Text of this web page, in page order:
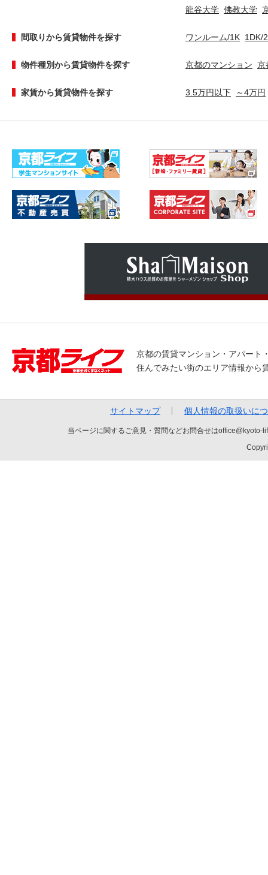
龍谷大学 佛教大学
間取りから賃貸物件を探す ワンルーム/1K 1DK/
物件種別から賃貸物件を探す 京都のマンション 京
家賃から賃貸物件を探す 3.5万円以下 ～4万円
京都の賃貸マンション・アパート
住んでみたい街のエリア情報から
サイトマップ 個人情報の取扱いに
当ページに関するご意見・質問などお問合せは